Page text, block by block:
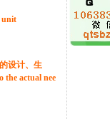
unit
设计、生
the actual nee